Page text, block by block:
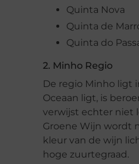
Quinta Nova
Quinta de
Quinta do
2. Minho Regio
De regio Minho ligt
Oceaan ligt, is
verwijst echter niet
Groene Wijn wordt
kleur van de wijn
hoge zuurtegraad.